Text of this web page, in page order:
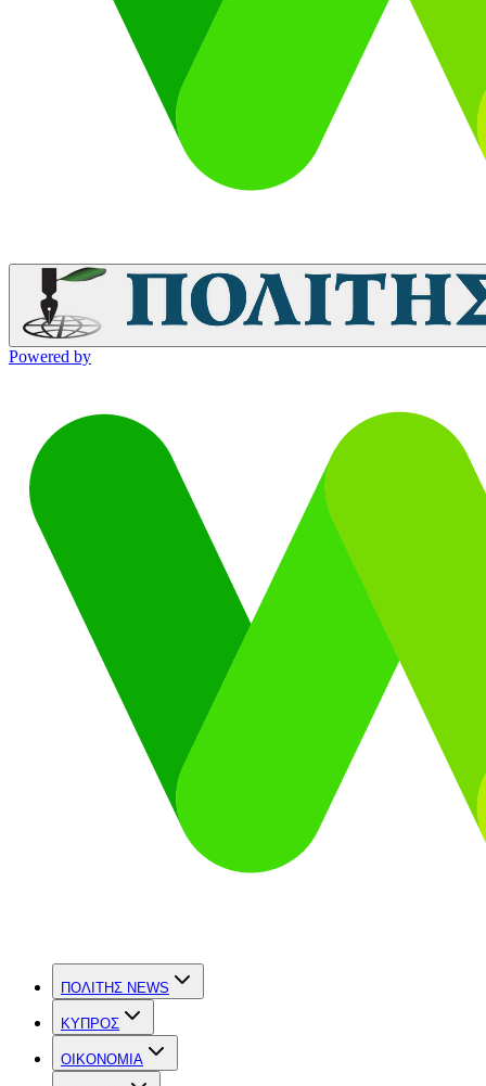
Powered by
ΠΟΛΙΤΗΣ NEWS
ΚΥΠΡΟΣ
OIKONOMIA